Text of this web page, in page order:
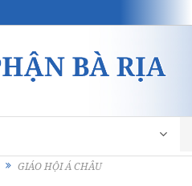
GIÁO HỘI Á CHÂU